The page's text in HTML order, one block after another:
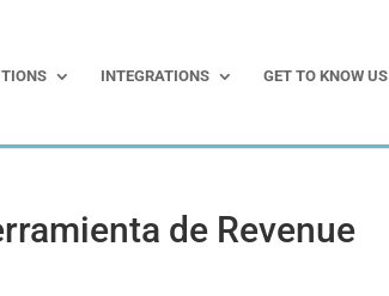
INTEGRATIONS GET TO KNOW US
de Revenue